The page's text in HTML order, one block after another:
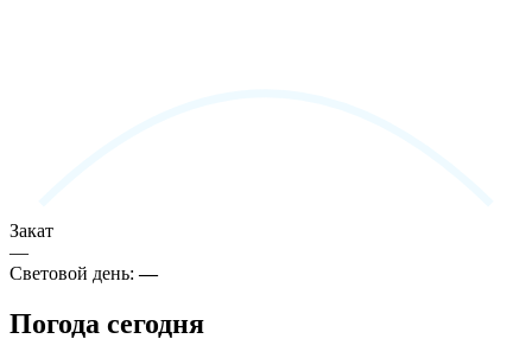
Закат
—
Световой день:—
Погода сегодня